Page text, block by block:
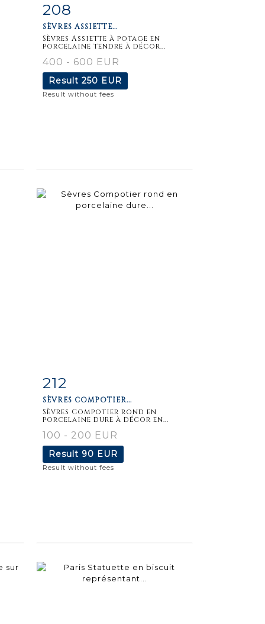
Item detail
208
SÈVRES ASSIETTE...
Sèvres Assiette à potage en
porcelaine tendre à décor...
400 - 600 EUR
Result 250 EUR
Result without fees
Item detail
212
SÈVRES COMPOTIER...
Sèvres Compotier rond en
porcelaine dure à décor en...
100 - 200 EUR
Result 90 EUR
Result without fees